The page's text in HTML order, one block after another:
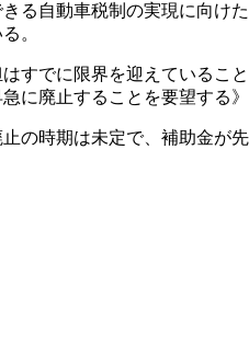
る自動車税制の実現に向けた
。
すでに限界を迎えていること
に廃止することを要望する》
の時期は未定で、補助金が先